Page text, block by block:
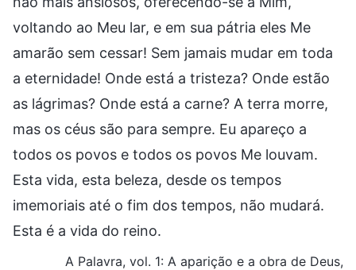
voltando ao Meu lar, e em sua pátria eles Me
amarão sem cessar! Sem jamais mudar em toda
a eternidade! Onde está a tristeza? Onde estão
as lágrimas? Onde está a carne? A terra morre,
mas os céus são para sempre. Eu apareço a
todos os povos e todos os povos Me louvam.
Esta vida, esta beleza, desde os tempos
imemoriais até o fim dos tempos, não mudará.
Esta é a vida do reino.
A Palavra, vol. 1: A aparição e a obra de Deus,